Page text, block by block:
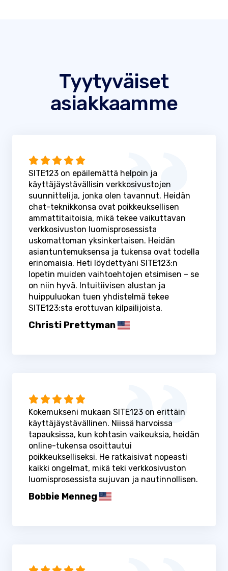
Tyytyväiset
asiakkaamme
SITE123 on epäilemättä helpoin ja
käyttäjäystävällisin verkkosivustojen
suunnittelija, jonka olen tavannut. Heidän
chat-teknikkonsa ovat poikkeuksellisen
ammattitaitoisia, mikä tekee vaikuttavan
verkkosivuston luomisprosessista
uskomattoman yksinkertaisen. Heidän
asiantuntemuksensa ja tukensa ovat todella
erinomaisia. Heti löydettyäni SITE123:n
lopetin muiden vaihtoehtojen etsimisen – se
on niin hyvä. Intuitiivisen alustan ja
huippuluokan tuen yhdistelmä tekee
SITE123:sta erottuvan kilpailijoista.
Christi Prettyman
Kokemukseni mukaan SITE123 on erittäin
käyttäjäystävällinen. Niissä harvoissa
tapauksissa, kun kohtasin vaikeuksia, heidän
online-tukensa osoittautui
poikkeukselliseksi. He ratkaisivat nopeasti
kaikki ongelmat, mikä teki verkkosivuston
luomisprosessista sujuvan ja nautinnollisen.
Bobbie Menneg